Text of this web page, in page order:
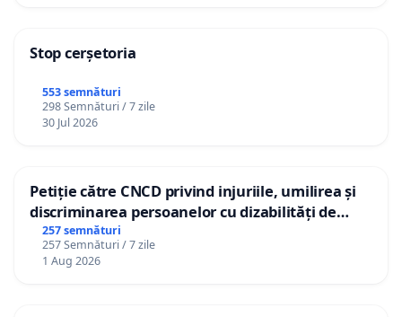
Stop cerșetoria
553 semnături
298 Semnături / 7 zile
30 Jul 2026
Petiție către CNCD privind injuriile, umilirea și
discriminarea persoanelor cu dizabilități de
către utilizatorul TikTok „Gorici”
257 semnături
257 Semnături / 7 zile
1 Aug 2026